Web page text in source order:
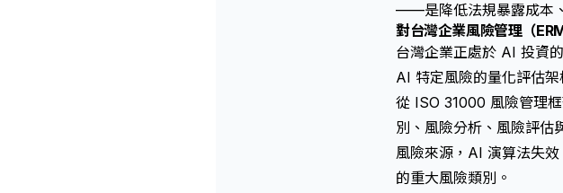
——是降低法規暴露成本
對台灣企業風險管理（
台灣企業正處於 AI 投資
AI 特定風險的量化評估
從 ISO 31000 風險管理
別、風險分析、風險評估
風險來源，AI 演算法失
的重大風險類別。